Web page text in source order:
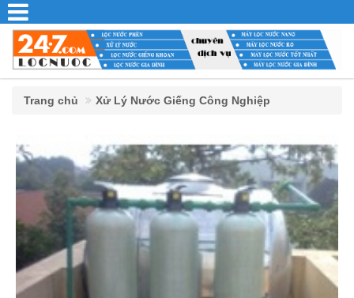
Trang chủ Xử Lý Nước Giếng Công Nghiệp